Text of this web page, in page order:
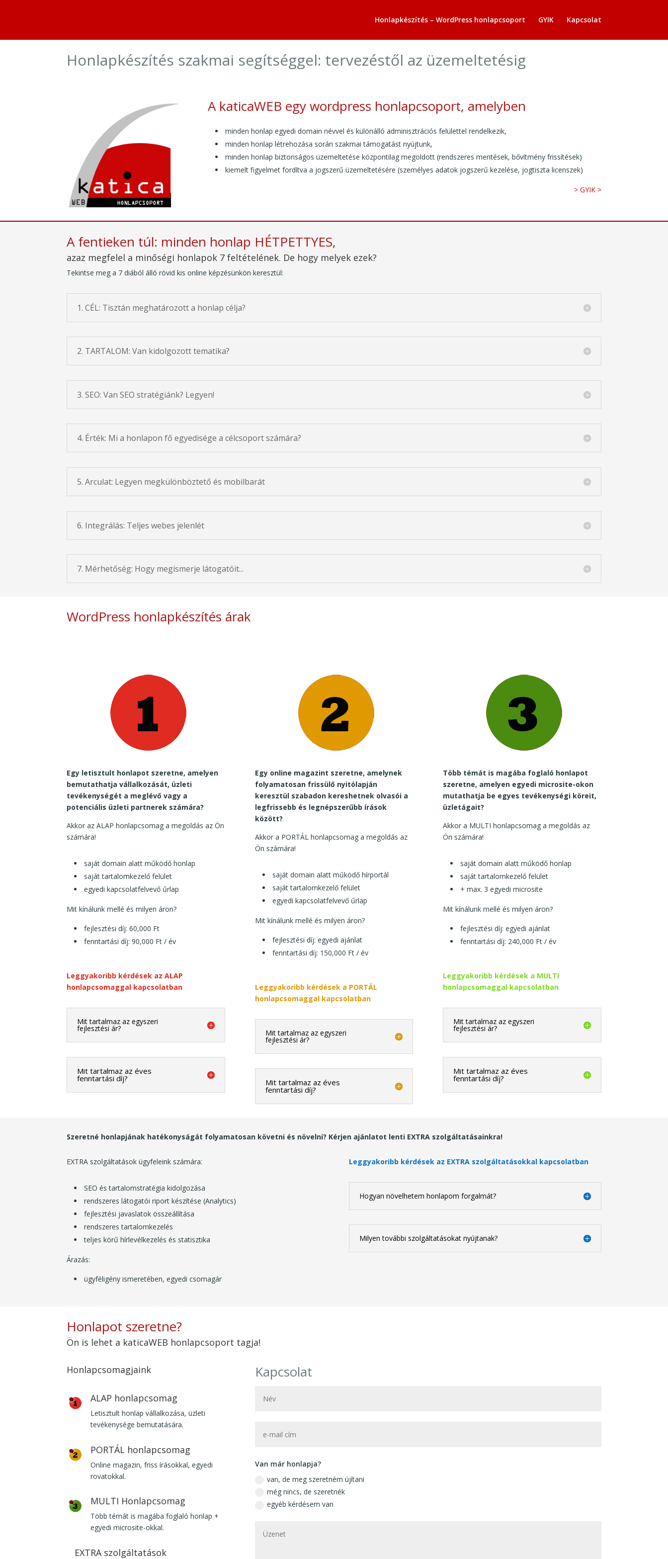
Honlapkészítés – WordPress honlapcsoport GYIK Kapcsolat
Honlapkészítés szakmai segítséggel: tervezéstől az üzemeltetésig
A katicaWEB egy wordpress honlapcsoport, amelyben
minden honlap egyedi domain névvel és különálló adminisztrációs felülettel rendelkezik,
minden honlap létrehozása során szakmai támogatást nyújtunk,
minden honlap biztonságos üzemeltetése központilag megoldott (rendszeres mentések, bővítmény frissítések)
kiemelt figyelmet fordítva a jogszerű üzemeltetésére (személyes adatok jogszerű kezelése, jogtiszta licenszek)
> GYIK >
A fentieken túl: minden honlap HÉTPETTYES,
azaz megfelel a minőségi honlapok 7 feltételének. De hogy melyek ezek?
Tekintse meg a 7 diából álló rövid kis online képzésünkön keresztül:
1. CÉL: Tisztán meghatározott a honlap célja?
2. TARTALOM: Van kidolgozott tematika?
3. SEO: Van SEO stratégiánk? Legyen!
4. Érték: Mi a honlapon fő egyedisége a célcsoport számára?
5. Arculat: Legyen megkülönböztető és mobilbarát
6. Integrálás: Teljes webes jelenlét
7. Mérhetőség: Hogy megismerje látogatóit...
WordPress honlapkészítés árak
Egy letisztult honlapot szeretne, amelyen
bemutathatja vállalkozását, üzleti
tevékenységét a meglévő vagy a
potenciális üzleti partnerek számára?
Akkor az ALAP honlapcsomag a megoldás az Ön
számára!
saját domain alatt működő honlap
saját tartalomkezelő felület
egyedi kapcsolatfelvevő űrlap
Mit kínálunk mellé és milyen áron?
fejlesztési díj: 60,000 Ft
fenntartási díj: 90,000 Ft / év
Leggyakoribb kérdések az ALAP
honlapcsomaggal kapcsolatban
Mit tartalmaz az egyszeri
fejlesztési ár?
Mit tartalmaz az éves
fenntartási díj?
Egy online magazint szeretne, amelynek
folyamatosan frissülő nyitólapján
keresztül szabadon kereshetnek olvasói a
legfrissebb és legnépszerűbb írások
között?
Akkor a PORTÁL honlapcsomag a megoldás az
Ön számára!
saját domain alatt működő hírportál
saját tartalomkezelő felület
egyedi kapcsolatfelvevő űrlap
Mit kínálunk mellé és milyen áron?
fejlesztési díj: egyedi ajánlat
fenntartási díj: 150,000 Ft / év
Leggyakoribb kérdések a PORTÁL
honlapcsomaggal kapcsolatban
Mit tartalmaz az egyszeri
fejlesztési ár?
Mit tartalmaz az éves
fenntartási díj?
Több témát is magába foglaló honlapot
szeretne, amelyen egyedi microsite-okon
mutathatja be egyes tevékenységi köreit,
üzletágait?
Akkor a MULTI honlapcsomag a megoldás az
Ön számára!
saját domain alatt működő honlap
saját tartalomkezelő felület
+ max. 3 egyedi microsite
Mit kínálunk mellé és milyen áron?
fejlesztési díj: egyedi ajánlat
fenntartási díj: 240,000 Ft / év
Leggyakoribb kérdések a MULTI
honlapcsomaggal kapcsolatban
Mit tartalmaz az egyszeri
fejlesztési ár?
Mit tartalmaz az éves
fenntartási díj?
Szeretné honlapjának hatékonyságát folyamatosan követni és növelni? Kérjen ajánlatot lenti EXTRA szolgáltatásainkra!
EXTRA szolgáltatások ügyfeleink számára:
SEO és tartalomstratégia kidolgozása
rendszeres látogatói riport készítése (Analytics)
fejlesztési javaslatok összeállítása
rendszeres tartalomkezelés
teljes körű hírlevélkezelés és statisztika
Árazás:
ügyféligény ismeretében, egyedi csomagár
Leggyakoribb kérdések az EXTRA szolgáltatásokkal kapcsolatban
Hogyan növelhetem honlapom forgalmát?
Milyen további szolgáltatásokat nyújtanak?
Honlapot szeretne?
Ön is lehet a katicaWEB honlapcsoport tagja!
Honlapcsomagjaink
ALAP honlapcsomag
Letisztult honlap vállalkozása, üzleti
tevékenysége bemutatására.
PORTÁL honlapcsomag
Online magazin, friss írásokkal, egyedi
rovatokkal.
MULTI Honlapcsomag
Több témát is magába foglaló honlap +
egyedi microsite-okkal.
EXTRA szolgáltatások
Kapcsolat
Van már honlapja?
van, de meg szeretném újítani
még nincs, de szeretnék
egyéb kérdésem van